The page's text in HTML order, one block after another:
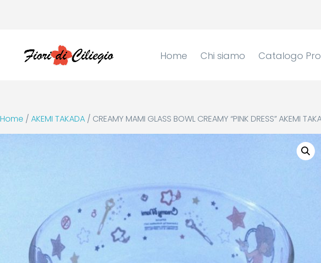
Home Chi siamo Catalogo
Home / AKEMI TAKADA / CREAMY MAMI GLASS BOWL CREAMY “PINK DRESS” AKEMI